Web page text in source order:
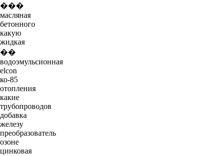
���
масляная
бетонного
какую
жидкая
��
водоэмульсионная
elcon
ко-85
отопления
какие
трубопроводов
добавка
железу
преобразователь
озоне
цинковая